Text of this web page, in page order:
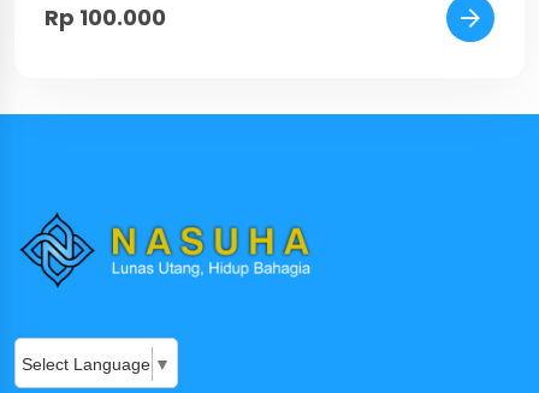
Rp 100.000
Select Language ▼